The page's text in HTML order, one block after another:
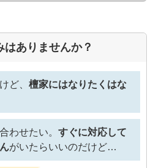
もらえない
な事ですので必ず許可をお取りくださ
は責任を負えませんのでご注意くださ
場合があります
はありませんか？
ど、 檀家にはなりたくはな
わせたい。 すぐに対応して
がいたらいいのだけど…